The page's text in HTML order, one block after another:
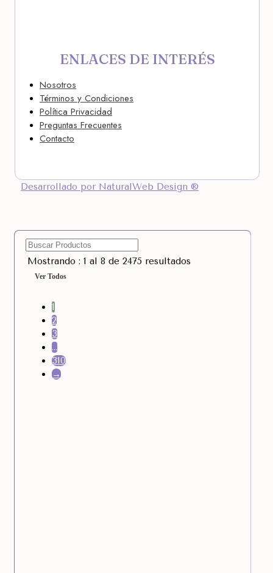
ENLACES DE INTERÉS
Nosotros
Términos y Condiciones
Política Privacidad
Preguntas Frecuentes
Contacto
Desarrollado por NaturalWeb Design ®
Mostrando : 1 al 8 de 2475 resultados
Ver Todos
1
2
3
…
310
→